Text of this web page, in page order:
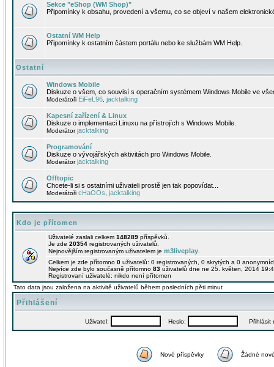
Sekce "eShop (WM Shop)"
Připomínky k obsahu, provedení a všemu, co se objeví v našem
Ostatní WM Help
Připomínky k ostatním částem portálu nebo ke službám WM Help.
Ostatní
Windows Mobile
Diskuze o všem, co souvisí s operačním systémem Windows Mobile ve
Moderátoři EiFeL96 jacktalking
Kapesní zařízení & Linux
Diskuze o implementaci Linuxu na přístrojích s Windows Mobile.
Moderátorjacktalking
Programování
Diskuze o vývojářských aktivitách pro Windows Mobile.
Moderátorjacktalking
Offtopic
Chcete-li si s ostatními uživateli prostě jen tak popovídat...
Moderátoři cHaOOs jacktalking
Kdo je přítomen
Uživatelé zaslali celkem 148289 příspěvků.
Je zde 20354 registrovaných uživatelů.
Nejnovějším registrovaným uživatelem je m3liveplay
Celkem je zde přítomno 0 uživatelů: 0 registrovaných, 0 skrytých a 0
Nejvíce zde bylo současně přítomno 83 uživatelů dne ne 25. květen, 2014
Registrovaní uživatelé: nikdo není přítomen
Tato data jsou založena na aktivitě uživatelů během posledních pěti minut
Přihlášení
Uživatel: Heslo: Přihlásit
Nové příspěvky Žádné